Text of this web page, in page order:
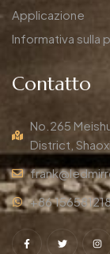
Applicazione
Informativa sulla
Contatto
No.265
District,
+86